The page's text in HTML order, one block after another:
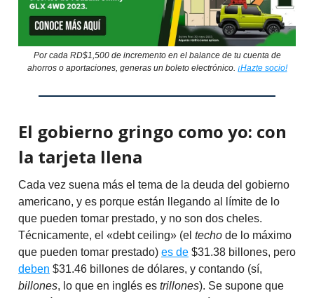
Por cada RD$1,500 de incremento en el balance de tu cuenta de
ahorros o aportaciones, generas un boleto electrónico. ¡Hazte socio!
El gobierno gringo como yo: con
la tarjeta llena
Cada vez suena más el tema de la deuda del gobierno
americano, y es porque están llegando al límite de lo
que pueden tomar prestado, y no son dos cheles.
Técnicamente, el «debt ceiling» (el techo de lo máximo
que pueden tomar prestado) es de $31.38 billones, pero
deben $31.46 billones de dólares, y contando (sí,
billones, lo que en inglés es trillones). Se supone que